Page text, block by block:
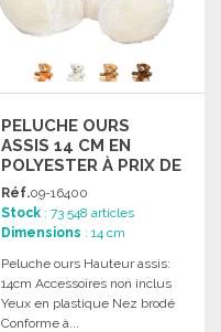
PELUCHE OURS
ASSIS 14 CM EN
POLYESTER À PRIX DE
GROS
Réf.09-16400
Stock : 73 548 articles
Dimensions : 14 cm
Peluche ours Hauteur assis:
14cm Accessoires non inclus
Yeux en plastique Nez brodé
Conforme à...